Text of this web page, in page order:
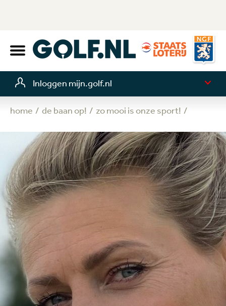
Inloggen mijn.golf.nl
home de baan op! zo mooi is onze sport!